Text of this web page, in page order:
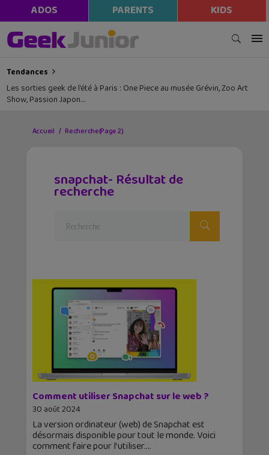
ADOS PARENTS KIDS
Tendances
Les sorties geek de l’été à Paris : One Piece au musée Grévin, Zoo Art
Show, Passion Japon…
Accueil Recherche(Page 2)
snapchat- Résultat de
recherche
Comment utiliser Snapchat sur le web ?
30 août 2024
La version ordinateur (web) de Snapchat est
désormais disponible pour tout le monde. Voici
comment faire pour l’utiliser.